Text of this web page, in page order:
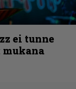
ei tunne